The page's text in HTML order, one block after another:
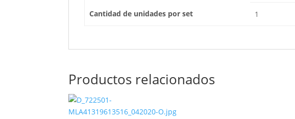
Cantidad de unidades por set 1
Productos relacionados